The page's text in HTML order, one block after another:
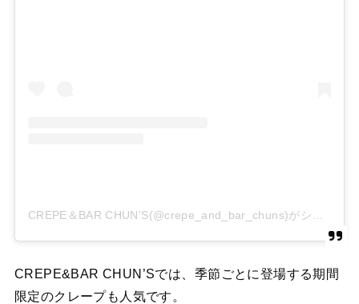
CREPE＆BAR CHUN’S(@crepe_and_bar_chuns)がシェアした投稿
CREPE&BAR CHUN’Sでは、季節ごとに登場する期間
限定のクレープも人気です。